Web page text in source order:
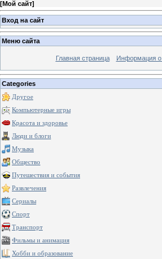
[Мой сайт]
Вход на сайт
Меню сайта
Главная страница Информация о
Categories
Другое
Компьютерные игры
Красота и здоровье
Люди и блоги
Музыка
Общество
Путешествия и события
Развлечения
Сериалы
Спорт
Транспорт
Фильмы и анимация
Хобби и образование